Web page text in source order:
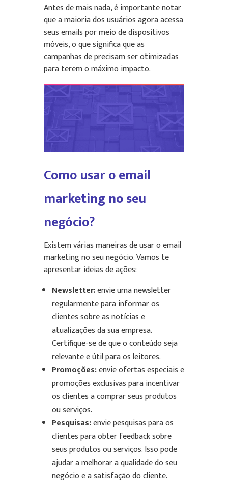
Antes de mais nada, é importante notar
que a maioria dos usuários agora acessa
seus emails por meio de dispositivos
móveis, o que significa que as
campanhas de precisam ser otimizadas
para terem o máximo impacto.
Como usar o email
marketing no seu
negócio?
Existem várias maneiras de usar o email
marketing no seu negócio. Vamos te
apresentar ideias de ações:
Newsletter:envie uma newsletter
regularmente para informar os
clientes sobre as notícias e
atualizações da sua empresa.
Certifique-se de que o conteúdo seja
relevante e útil para os leitores.
Promoções:envie ofertas especiais e
promoções exclusivas para incentivar
os clientes a comprar seus produtos
ou serviços.
Pesquisas:envie pesquisas para os
clientes para obter feedback sobre
seus produtos ou serviços. Isso pode
ajudar a melhorar a qualidade do seu
negócio e a satisfação do cliente.